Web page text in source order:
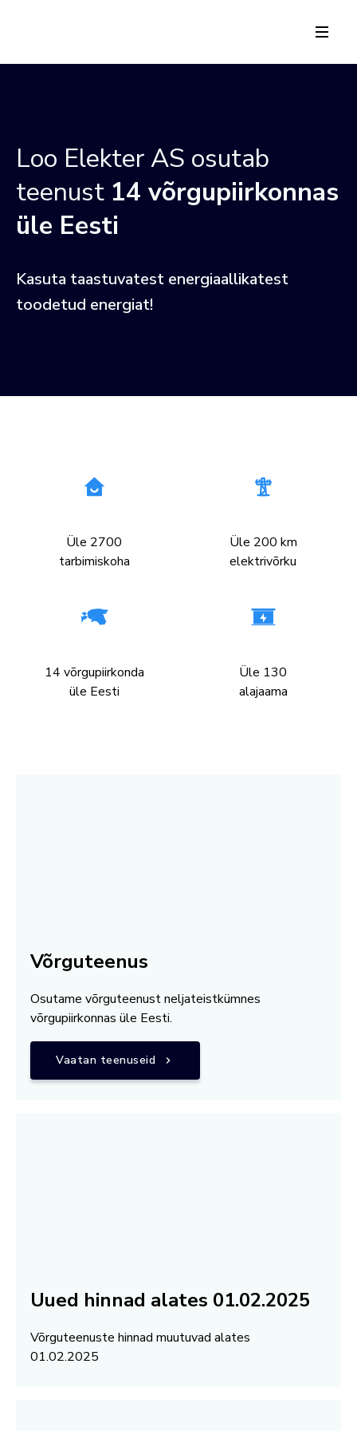
Loo Elekter AS osutab
teenust 14 võrgupiirkonnas
üle Eesti
Kasuta taastuvatest energiaallikatest
toodetud energiat!
Üle 2700
tarbimiskoha
Üle 200 km
elektrivõrku
14 võrgupiirkonda
üle Eesti
Üle 130
alajaama
Võrguteenus
Osutame võrguteenust neljateistkümnes
võrgupiirkonnas üle Eesti.
Vaatan teenuseid
Uued hinnad alates 01.02.2025
Võrguteenuste hinnad muutuvad alates
01.02.2025